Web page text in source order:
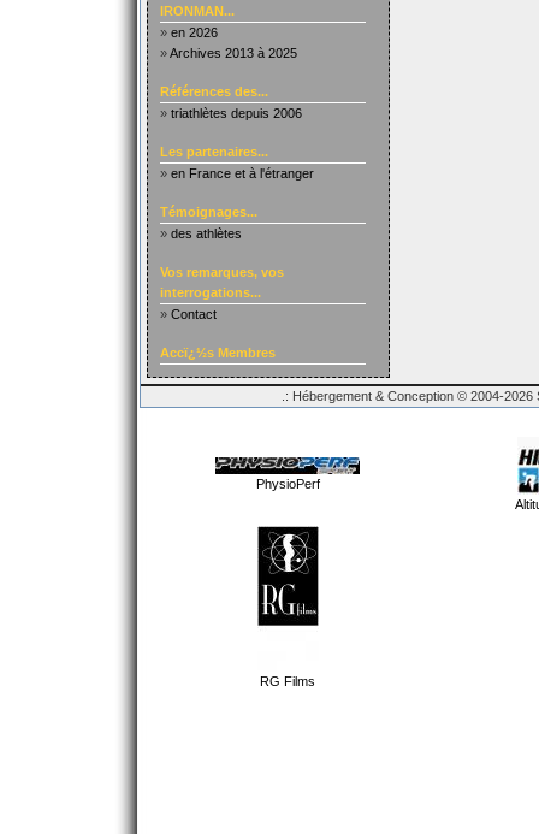
IRONMAN...
» en 2026
»Archives 2013 à 2025
Références des...
» triathlètes depuis 2006
Les partenaires...
» en France et à l'étranger
Témoignages...
» des athlètes
Vos remarques, vos
interrogations...
» Contact
Accï¿½s Membres
.: Hébergement & Conception © 2004-
PhysioPerf
RG Films